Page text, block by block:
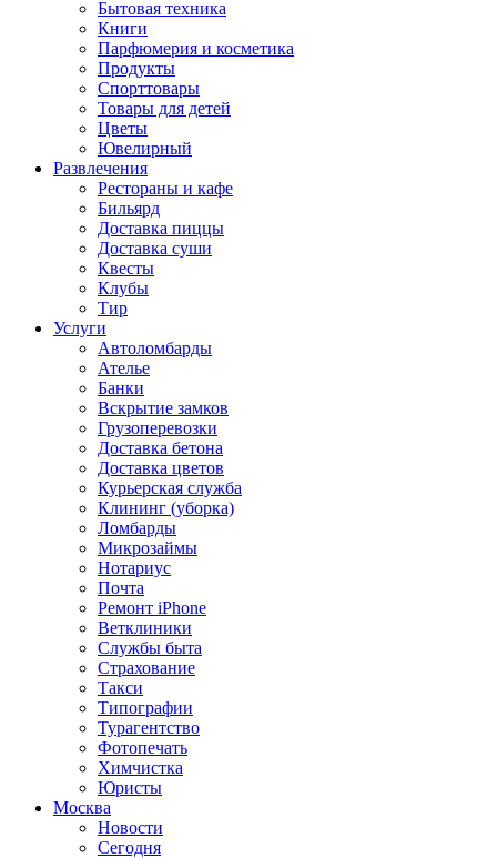
Бытовая техника
Книги
Парфюмерия и косметика
Продукты
Спорттовары
Товары для детей
Цветы
Ювелирный
Развлечения
Рестораны и кафе
Бильярд
Доставка пиццы
Доставка суши
Квесты
Клубы
Тир
Услуги
Автоломбарды
Ателье
Банки
Вскрытие замков
Грузоперевозки
Доставка бетона
Доставка цветов
Курьерская служба
Клининг (уборка)
Ломбарды
Микрозаймы
Нотариус
Почта
Ремонт iPhone
Ветклиники
Службы быта
Страхование
Такси
Типографии
Турагентство
Фотопечать
Химчистка
Юристы
Москва
Новости
Сегодня